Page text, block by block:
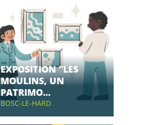
EXPOSITION "LES
MOULINS, UN
PATRIMO...
BOSC-LE-HARD